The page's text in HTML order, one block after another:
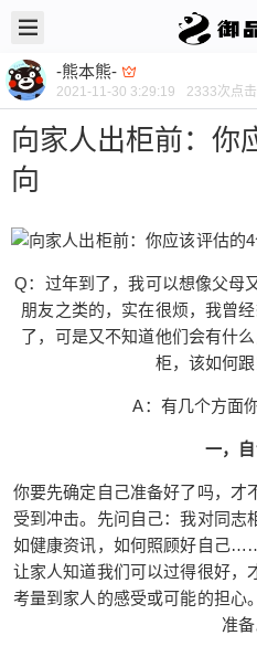
-熊本熊-
2021-11-30 3:29:19 2333次点击
向家人出柜前：你
向
Q：过年到了，我可以想像父母
朋友之类的，实在很烦，我曾
了，可是又不知道他们会有什
柜，该如何跟
A：有几个方面
一，自
你要先确定自己准备好了吗，才
受到冲击。先问自己：我对同志
如健康资讯，如何照顾好自己
让家人知道我们可以过得很好，
考量到家人的感受或可能的担心
准备
-熊本熊- @ 御品熊风
向家人出柜前：你
Q：过年到了，我可以想
西，有没有交女朋友之类
过直接跟他们出柜，一了
会有什么反应。如果我真
跟家人说呢？ A：有几个
自评： 你要先确定自己准